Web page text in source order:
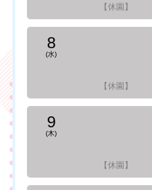
【休園】
8
(水)
【休園】
9
(木)
【休園】